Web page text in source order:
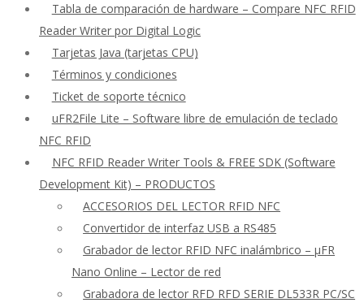
Tabla de comparación de hardware – Compare NFC RFID
Reader Writer por Digital Logic
Tarjetas Java (tarjetas CPU)
Términos y condiciones
Ticket de soporte técnico
uFR2File Lite – Software libre de emulación de teclado
NFC RFID
NFC RFID Reader Writer Tools & FREE SDK (Software
Development Kit) – PRODUCTOS
ACCESORIOS DEL LECTOR RFID NFC
Convertidor de interfaz USB a RS485
Grabador de lector RFID NFC inalámbrico – μFR
Nano Online – Lector de red
Grabadora de lector RFD RFD SERIE DL533R PC/SC